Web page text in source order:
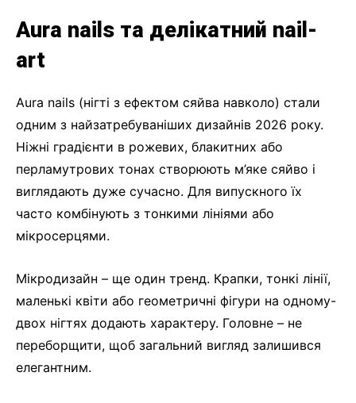
Aura nails та делікатний nail-
art
Aura nails (нігті з ефектом сяйва навколо) стали
одним з найзатребуваніших дизайнів 2026 року.
Ніжні градієнти в рожевих, блакитних або
перламутрових тонах створюють м’яке сяйво і
виглядають дуже сучасно. Для випускного їх
часто комбінують з тонкими лініями або
мікросерцями.
Мікродизайн – ще один тренд. Крапки, тонкі лінії,
маленькі квіти або геометричні фігури на одному-
двох нігтях додають характеру. Головне – не
переборщити, щоб загальний вигляд залишився
елегантним.